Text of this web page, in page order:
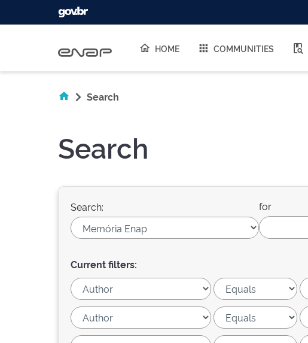
HOME COMMUNITIES
Search
Search
Search: for
Current filters: